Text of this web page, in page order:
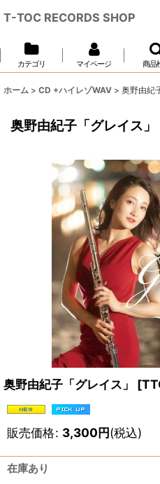
T-TOC RECORDS SHOP
カテゴリ マイページ 商品
ホーム > CD +ハイレゾWAV > 奥野由紀
奥野由紀子「グレイス」
奥野由紀子「グレイス」 [
販売価格: 3,300円(税込)
在庫あり